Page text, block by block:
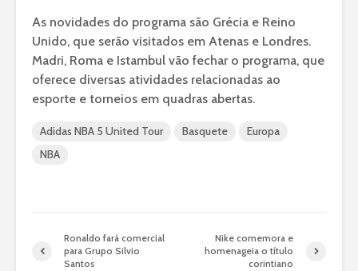
As novidades do programa são Grécia e Reino
Unido, que serão visitados em Atenas e Londres.
Madri, Roma e Istambul vão fechar o programa, que
oferece diversas atividades relacionadas ao
esporte e torneios em quadras abertas.
Adidas NBA 5 United Tour Basquete
Europa
NBA
Ronaldo fará comercial
para Grupo Silvio
Santos
Nike comemora e
homenageia o título
corintiano